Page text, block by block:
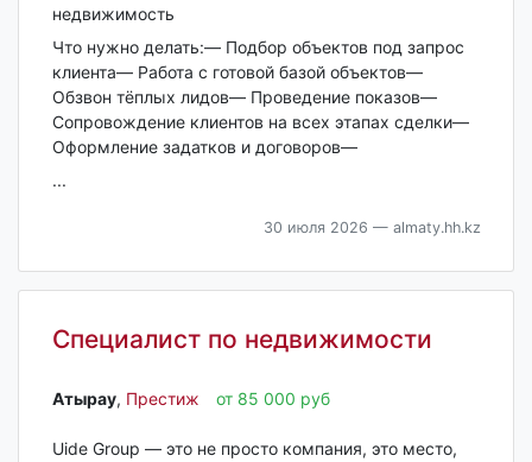
недвижимость
Что нужно делать:— Подбор объектов под запрос
клиента— Работа с готовой базой объектов—
Обзвон тёплых лидов— Проведение показов—
Сопровождение клиентов на всех этапах сделки—
Оформление задатков и договоров—
...
30 июля 2026 — almaty.hh.kz
Специалист по недвижимости
Атырау‎, Престиж от 85 000 руб
Uide Group — это не просто компания, это место,